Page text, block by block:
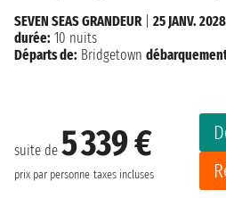
suite de 5 339 €
prix par personne taxes incluses
SEVEN SEAS GRANDEUR| 25 JANV. 2028
durée: 10 nuits
Départs de: Bridgetown